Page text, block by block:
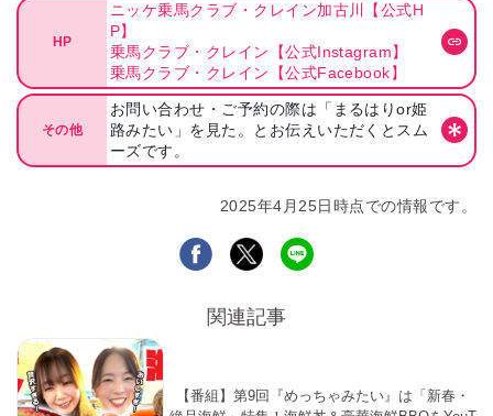
HP
ニッケ乗馬クラブ・クレイン加古川【公式H
P】
乗馬クラブ・クレイン【公式Instagram】
乗馬クラブ・クレイン【公式Facebook】
その他
お問い合わせ・ご予約の際は「まるはりor姫
路みたい」を見た。とお伝えいただくとスム
ーズです。
2025年4月25日時点での情報です。
関連記事
【番組】第9回『めっちゃみたい』は「新春・